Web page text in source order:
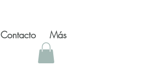
Contacto Más